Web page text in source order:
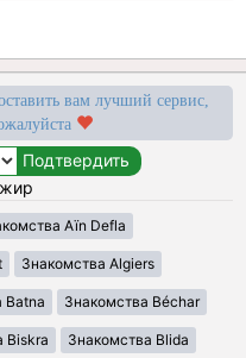
вам лучший сервис,
Aïn Defla
Знакомства Algiers
Batna Знакомства Béchar
Biskra Знакомства Blida